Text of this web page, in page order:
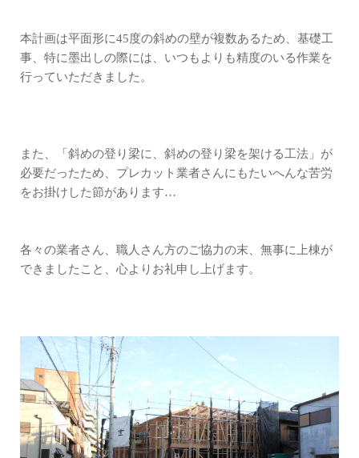
本計画は平面形に45度の斜めの壁が複数あるため、基礎工
事、特に墨出しの際には、いつもよりも精度のいる作業を
行っていただきました。
また、「斜めの登り梁に、斜めの登り梁を架ける工法」が
必要だったため、プレカット業者さんにもたいへんな苦労
をお掛けした節があります…
各々の業者さん、職人さん方のご協力の末、無事に上棟が
できましたこと、心よりお礼申し上げます。